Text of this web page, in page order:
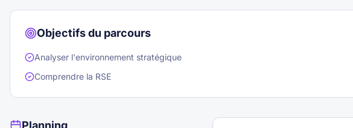
Objectifs du parcours
Analyser l'environnement stratégique
Comprendre la RSE
Planning